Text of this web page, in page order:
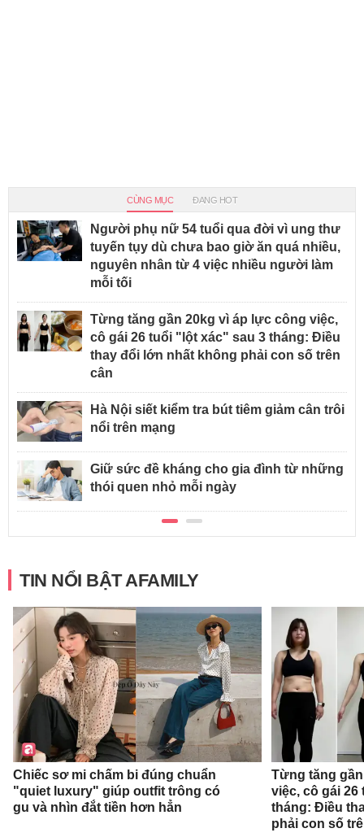
CÙNG MỤC ĐANG HOT
Người phụ nữ 54 tuổi qua đời vì ung thư
tuyến tụy dù chưa bao giờ ăn quá nhiều,
nguyên nhân từ 4 việc nhiều người làm
mỗi tối
Từng tăng gần 20kg vì áp lực công việc,
cô gái 26 tuổi "lột xác" sau 3 tháng: Điều
thay đổi lớn nhất không phải con số trên
cân
Hà Nội siết kiểm tra bút tiêm giảm cân trôi
nổi trên mạng
Giữ sức đề kháng cho gia đình từ những
thói quen nhỏ mỗi ngày
TIN NỔI BẬT AFAMILY
Chiếc sơ mi chấm bi đúng chuẩn
"quiet luxury" giúp outfit trông có
gu và nhìn đắt tiền hơn hẳn
Từng tăng
việc, cô gái
tháng: Điều
phải con số